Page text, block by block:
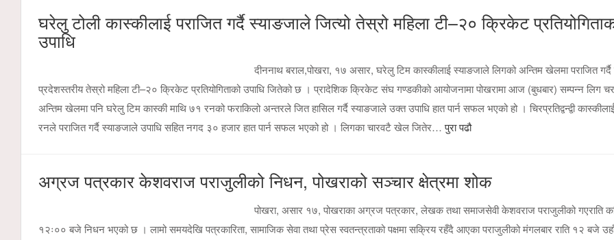
घरेलु टोली कास्कीलाई पराजित गर्दै स्याङजाले जित्यो तेस्रो महिला टी–२० क्रिकेट
उपाधि
दीननाथ बराल,पोखरा, १७ असार, घरेलु टिम कास्कीलाई स्याङजाले लिगको अन्तिम खेलमा पराजित
प्रदेशस्तरीय तेस्रो महिला टी–२० क्रिकेट प्रतियोगिताको उपाधि जितेको छ । प्रादेशिक क्रिकेट संघ गण्डकीको आयोजनामा पोखरामा आज (बुधबार) सम्पन्न लिग
अन्तिम खेलमा पनि घरेलु टिम कास्की माथि ७१ रनको फराकिलो अन्तरले जित हासिल गर्दै स्याङजाले उक्त उपाधि हात पार्न सफल भएको हो । चिरप्रतिद्वन्द्वी
रनले पराजित गर्दै स्याङजाले उपाधि सहित नगद ३० हजार हात पार्न सफल भएको हो । लिगका चारवटै खेल जितेर…पुरा पढौ
अग्रज पत्रकार केशवराज पराजुलीको निधन, पोखराको सञ्चार क्षेत्रमा शोक
पोखरा, असार १७, पोखराका अग्रज पत्रकार, लेखक तथा समाजसेवी केशवराज पराजुलीको गएराति
१२ः०० बजे निधन भएको छ । लामो समयदेखि पत्रकारिता, सामाजिक सेवा तथा प्रेस स्वतन्त्रताको पक्षमा सक्रिय रहँदै आएका पराजुलीको मंगलबार राति १२ बजे